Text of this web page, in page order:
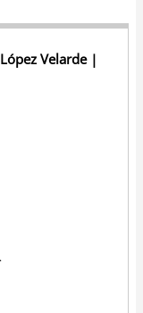
b
o
Li
Velarde |